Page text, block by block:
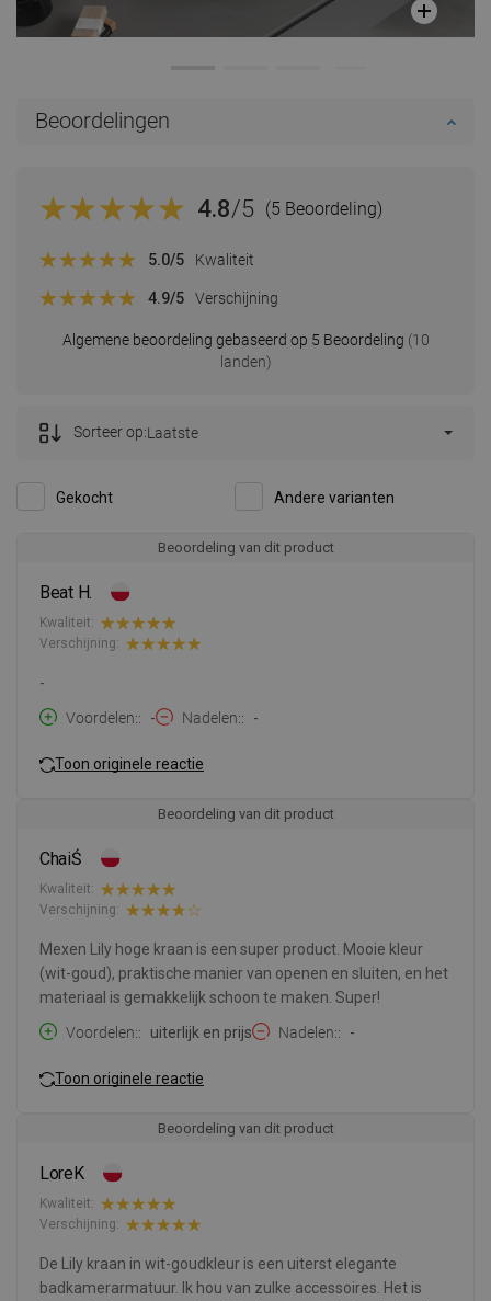
Beoordelingen
4.8/5 (5 Beoordeling)
Algemene beoordeling gebaseerd op 5 Beoordeling (10
landen)
5.0/5 Kwaliteit
4.9/5 Verschijning
Gekocht Andere varianten
Sorteer op:Laatste
Beoordeling van dit product
Beat H.
Kwaliteit:
Verschijning:
-
Voordelen:
- Nadelen: -
Toon originele reactie
Beoordeling van dit product
ChaiŚ
Kwaliteit:
Verschijning:
Mexen Lily hoge kraan is een super product. Mooie kleur
(wit-goud), praktische manier van openen en sluiten, en het
materiaal is gemakkelijk schoon te maken. Super!
Voordelen:
uiterlijk en prijs Nadelen: -
Toon originele reactie
Beoordeling van dit product
LoreK
Kwaliteit:
Verschijning:
De Lily kraan in wit-goudkleur is een uiterst elegante
badkamerarmatuur. Ik hou van zulke accessoires. Het is